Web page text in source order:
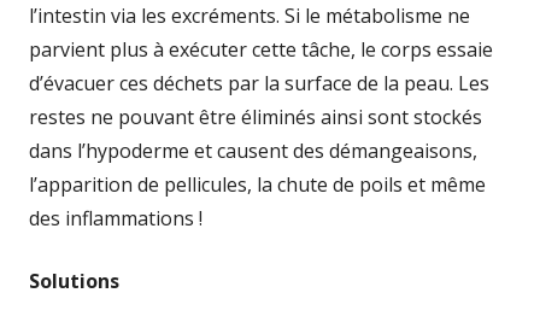
l’intestin via les excréments. Si le métabolisme ne
parvient plus à exécuter cette tâche, le corps essaie
d’évacuer ces déchets par la surface de la peau. Les
restes ne pouvant être éliminés ainsi sont stockés
dans l’hypoderme et causent des démangeaisons,
l’apparition de pellicules, la chute de poils et même
des inflammations !
Solutions